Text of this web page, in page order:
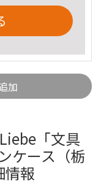
加
「文具
ケース（栃
情報